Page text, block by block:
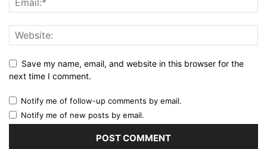
Save my name, email, and website in this browser for the
next time I comment.
Notify me of follow-up comments by email.
Notify me of new posts by email.